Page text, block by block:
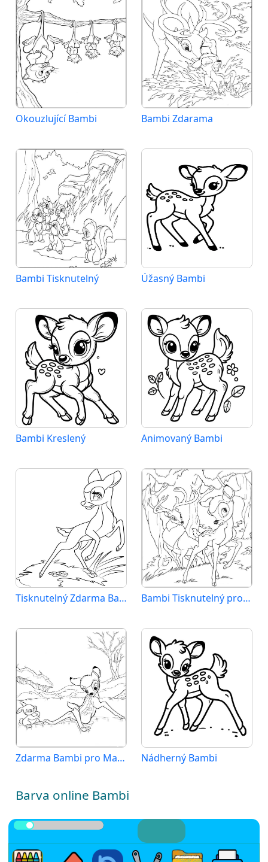
Okouzlující Bambi Bambi Zdarama
Bambi Tisknutelný Úžasný Bambi
Bambi Kreslený Animovaný Bambi
Tisknutelný Zdarma Bambi Bambi Tisknutelný pro Děti
Zdarma Bambi pro Malé Děti Nádherný Bambi
Barva online Bambi